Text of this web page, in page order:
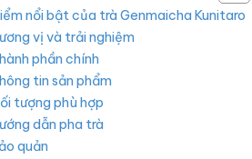
nổi bật của trà Genmaicha Kunitaro
vị và trải nghiệm
phần chính
tin sản phẩm
tượng phù hợp
dẫn pha trà
quản